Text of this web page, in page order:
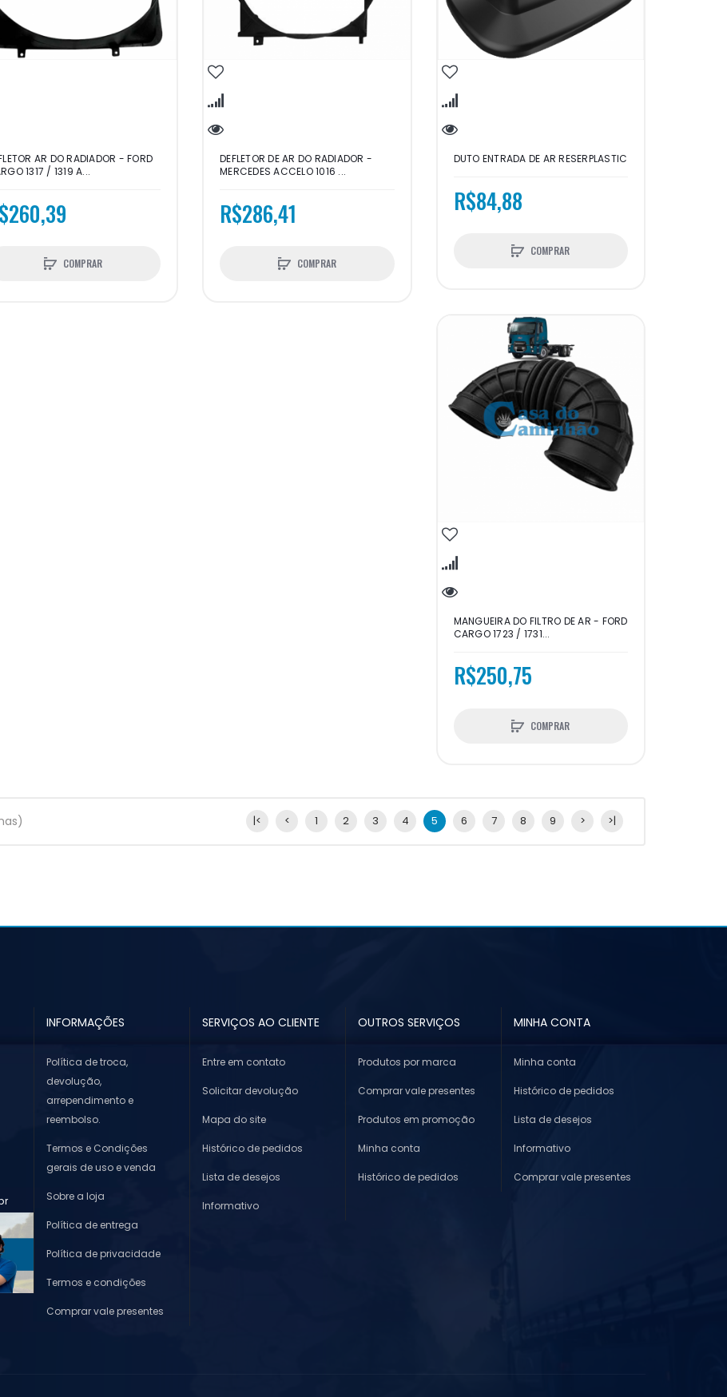
AR DO RADIADOR - FORD
1317 / 1319 A...
COMPRAR
DEFLETOR DE AR DO RADIADOR -
MERCEDES ACCELO 1016 ...
R$286,41
COMPRAR
DUTO ENTRADA DE AR RESERPLASTIC
R$84,88
COMPRAR
MANGUEIRA DO FILTRO DE AR - FORD
CARGO 1723 / 1731...
R$250,75
COMPRAR
|< < 1 2 3 4 5 6 7 8 9 > >|
INFORMAÇÕES
Política de troca,
devolução,
arrependimento e
reembolso.
Termos e Condições
gerais de uso e venda
Sobre a loja
Política de entrega
Política de privacidade
Termos e condições
Comprar vale presentes
SERVIÇOS AO CLIENTE
Entre em contato
Solicitar devolução
Mapa do site
Histórico de pedidos
Lista de desejos
Informativo
OUTROS SERVIÇOS
Produtos por marca
Comprar vale presentes
Produtos em promoção
Minha conta
Histórico de pedidos
MINHA CONTA
Minha conta
Histórico de pedidos
Lista de desejos
Informativo
Comprar vale presentes